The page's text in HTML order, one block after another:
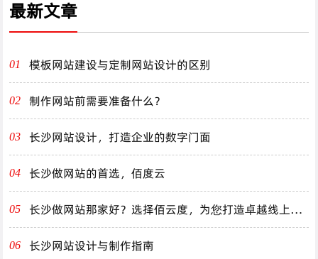
最新文章
01 模板网站建设与定制网站设计的区别
02 制作网站前需要准备什么？
03 长沙网站设计，打造企业的数字门面
04 长沙做网站的首选，佰度云
05
长沙做网站那家好？选择佰云度，为您打造卓越线上体
验！
06 长沙网站设计与制作指南